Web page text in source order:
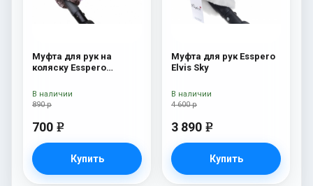
Муфта для рук на
коляску Esspero
890 р
700 e
Купить
В наличии
Муфта для рук Esspero
Elvis Sky
4 600 р
3 890 e
Купить
В наличии